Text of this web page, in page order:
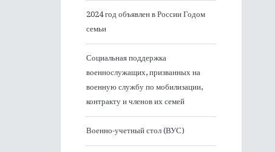
2024 год объявлен в России Годом
семьи
Социальная поддержка
военнослужащих, призванных на
военную службу по мобилизации,
контракту и членов их семей
Военно-учетный стол (ВУС)